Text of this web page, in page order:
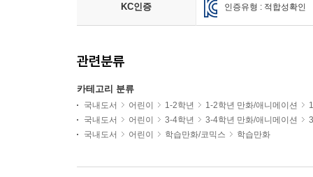
KC인증 인증유형 : 적합성확인
관련분류
카테고리 분류
국내도서 어린이 1-2학년 1-2학년 만화/애니메이션
국내도서
어린이 3-4학년 3-4학년 만화/애니메이션
국내도서
어린이 학습만화/코믹스 학습만화